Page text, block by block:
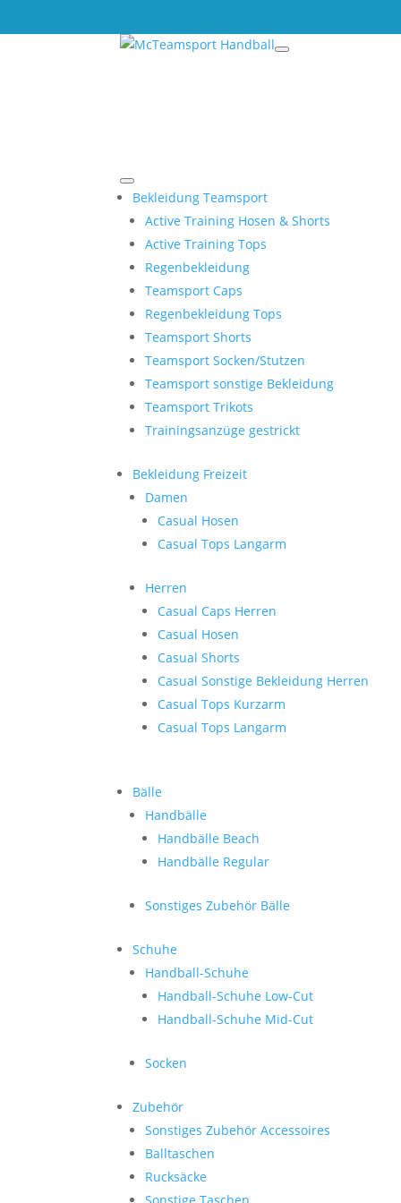
Bekleidung Teamsport
Active Training Hosen & Shorts
Active Training Tops
Regenbekleidung
Teamsport Caps
Regenbekleidung Tops
Teamsport Shorts
Teamsport Socken/Stutzen
Teamsport sonstige Bekleidung
Teamsport Trikots
Trainingsanzüge gestrickt
Bekleidung Freizeit
Damen
Casual Hosen
Casual Tops Langarm
Herren
Casual Caps Herren
Casual Hosen
Casual Shorts
Casual Sonstige Bekleidung Herren
Casual Tops Kurzarm
Casual Tops Langarm
Bälle
Handbälle
Handbälle Beach
Handbälle Regular
Sonstiges Zubehör Bälle
Schuhe
Handball-Schuhe
Handball-Schuhe Low-Cut
Handball-Schuhe Mid-Cut
Socken
Zubehör
Sonstiges Zubehör Accessoires
Balltaschen
Rucksäcke